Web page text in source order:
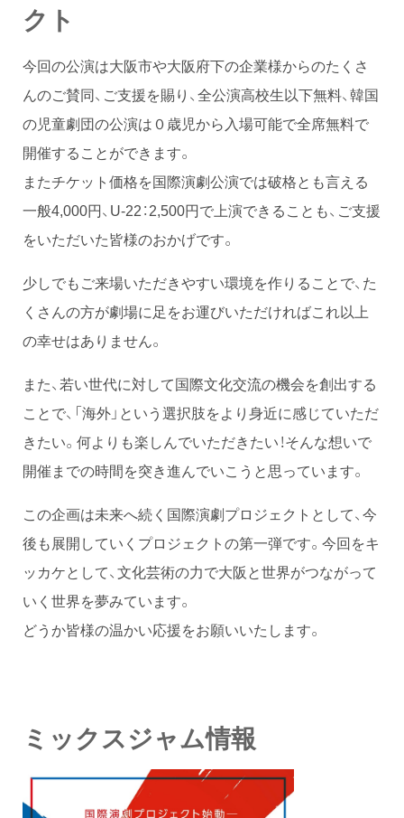
クト
今回の公演は大阪市や大阪府下の企業様からのたくさ
んのご賛同、ご支援を賜り、全公演高校生以下無料、韓国
の児童劇団の公演は０歳児から入場可能で全席無料で
開催することができます。
またチケット価格を国際演劇公演では破格とも言える
一般4,000円、U-22：2,500円で上演できることも、ご支援
をいただいた皆様のおかげです。
少しでもご来場いただきやすい環境を作りることで、た
くさんの方が劇場に足をお運びいただければこれ以上
の幸せはありません。
また、若い世代に対して国際文化交流の機会を創出する
ことで、「海外」という選択肢をより身近に感じていただ
きたい。何よりも楽しんでいただきたい！そんな想いで
開催までの時間を突き進んでいこうと思っています。
この企画は未来へ続く国際演劇プロジェクトとして、今
後も展開していくプロジェクトの第一弾です。今回をキ
ッカケとして、文化芸術の力で大阪と世界がつながって
いく世界を夢みています。
どうか皆様の温かい応援をお願いいたします。
ミックスジャム情報